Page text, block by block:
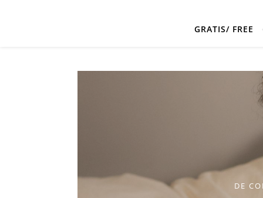
GRATIS/ FREE
DE